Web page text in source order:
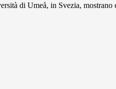
di Umeå, in Svezia, mostrano